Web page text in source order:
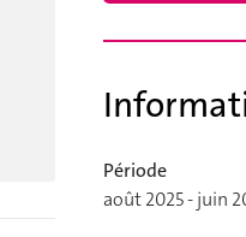
Période
août 2025 - juin